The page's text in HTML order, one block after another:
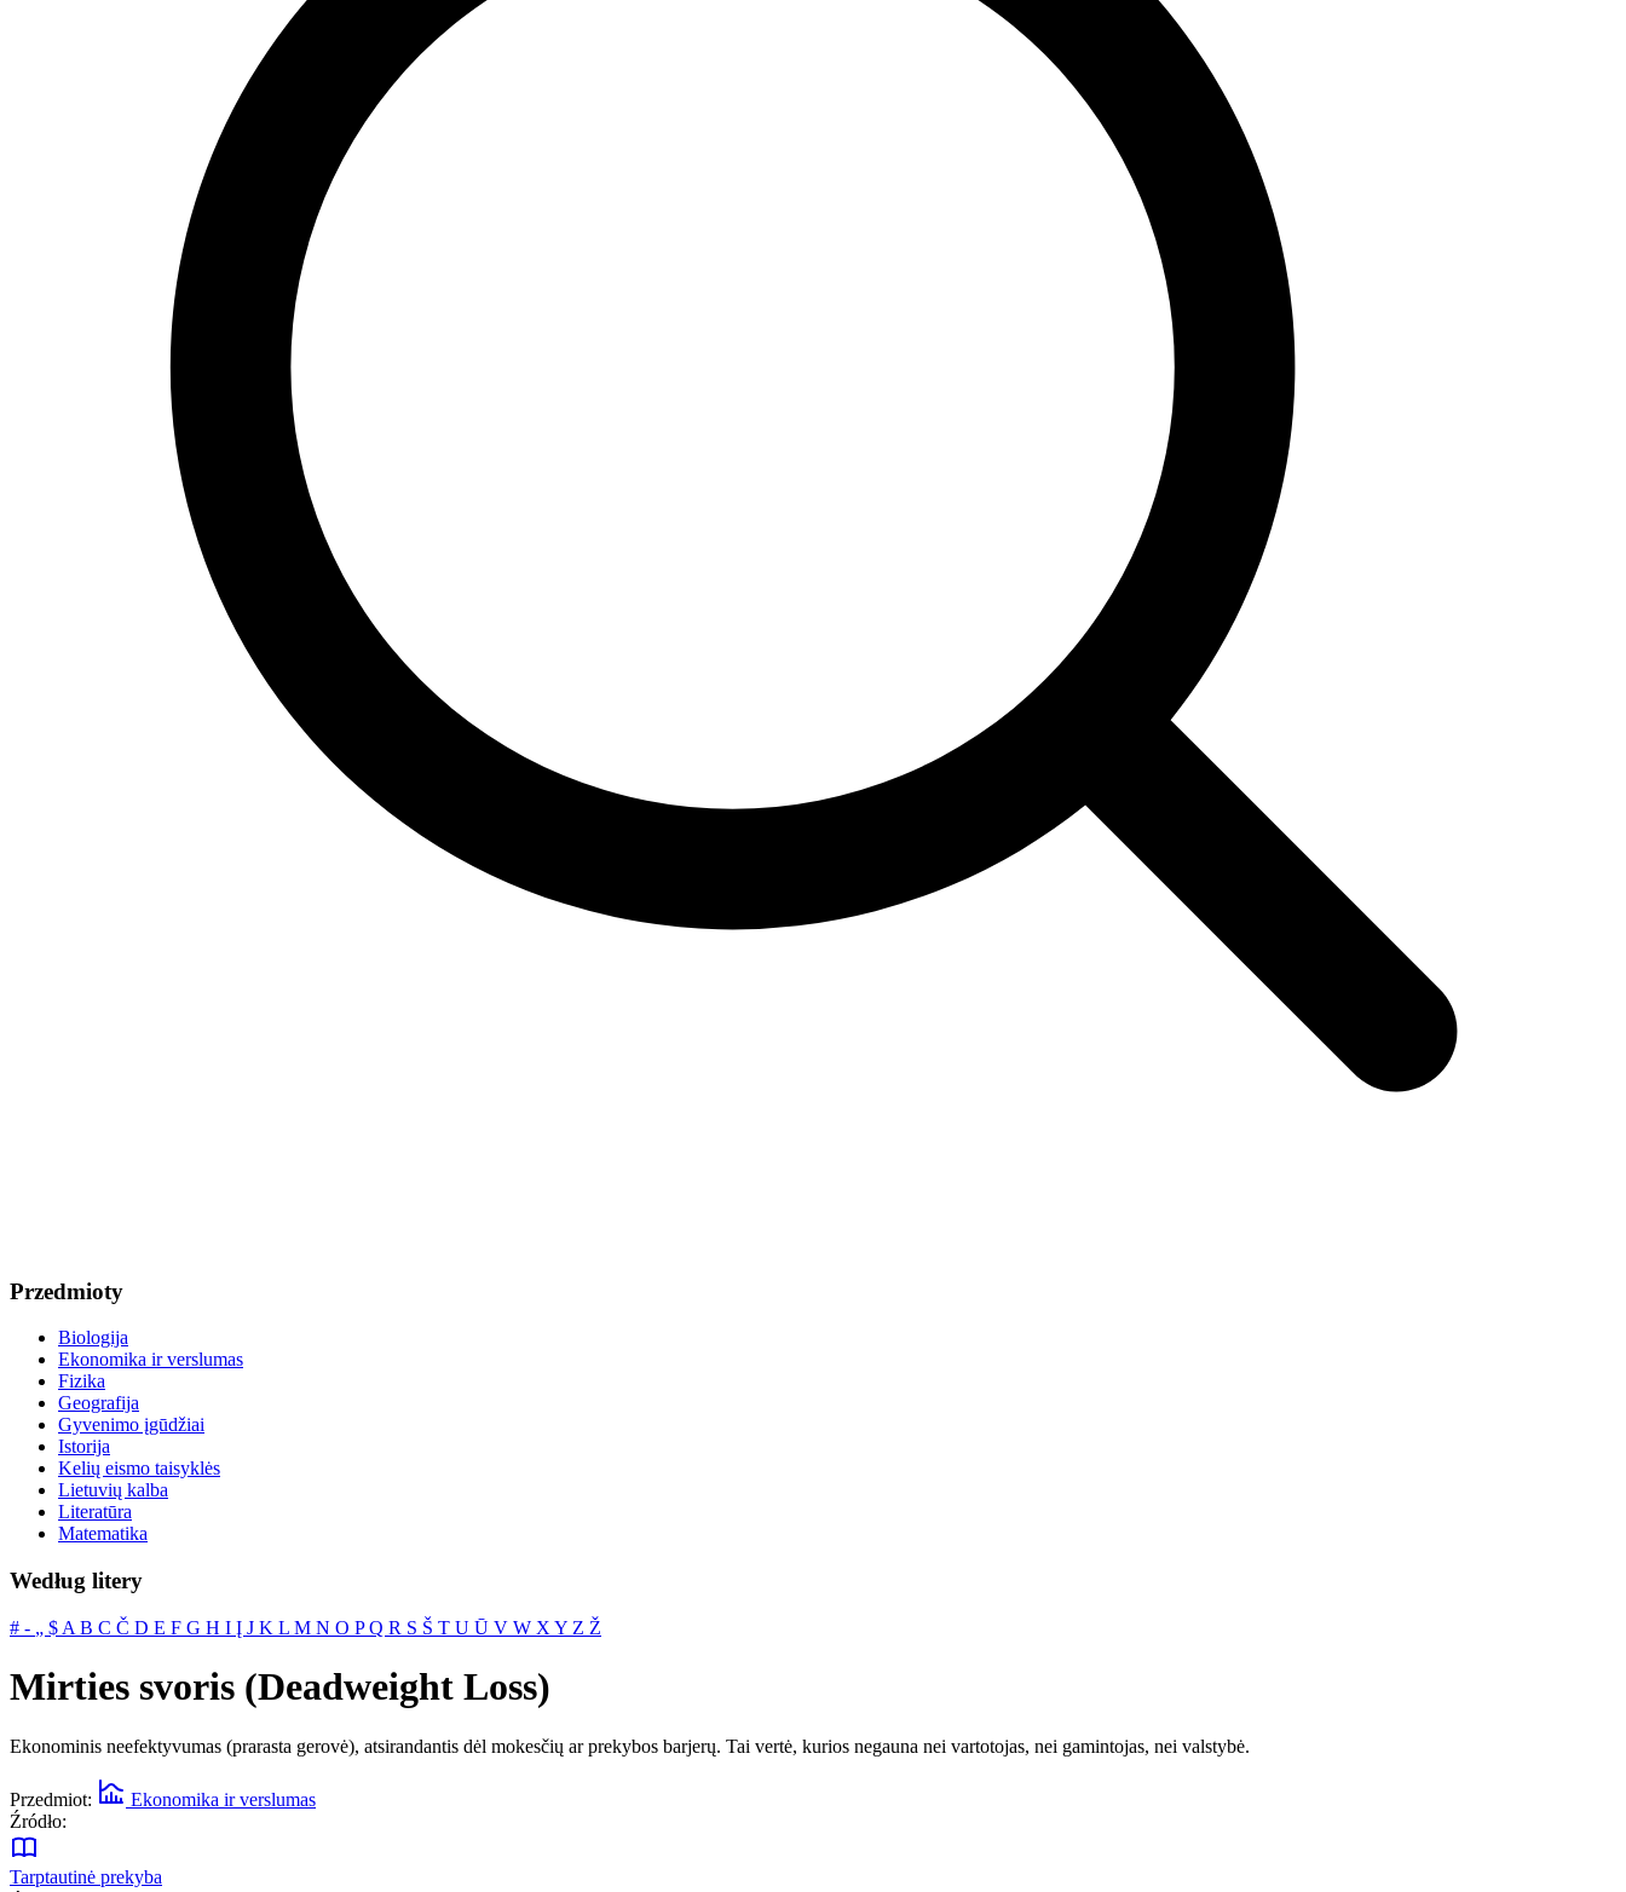
Przedmioty
Biologija
Ekonomika ir verslumas
Fizika
Geografija
Gyvenimo įgūdžiai
Istorija
Kelių eismo taisyklės
Lietuvių kalba
Literatūra
Matematika
Według litery
# ‐ „ $ A B C Č D E F G H I Į J K L M N O PQ R S Š T U Ū V W X Y Z Ž
Mirties svoris (Deadweight Loss)
Ekonominis neefektyvumas (prarasta gerovė), atsirandantis dėl mokesčių ar prekybos barjerų. Tai vertė, kurios negauna nei vartotojas, nei gamintojas, nei valstybė.
Przedmiot:
Ekonomika ir verslumas
Źródło:
Tarptautinė prekyba